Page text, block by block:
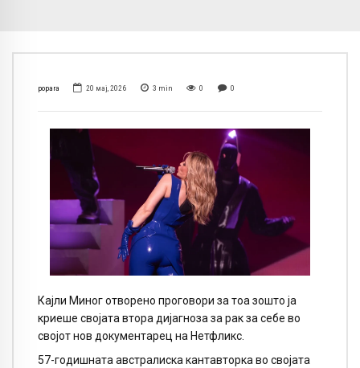
popara 20 мај, 2026 3 min 0 0
Кајли Миног отворено проговори за тоа зошто ја
криеше својата втора дијагноза за рак за себе во
својот нов документарец на Нетфликс.
57-годишната австралиска кантавторка во својата